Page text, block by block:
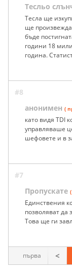
Тесльо
Тесла ще
ще
бъде
години 18
година.
#8
анонимен (
като видя TDI
управляваше
шефовете и в
#7
Пропускате
Единствения
позволяват да
Това ще ги
първа <